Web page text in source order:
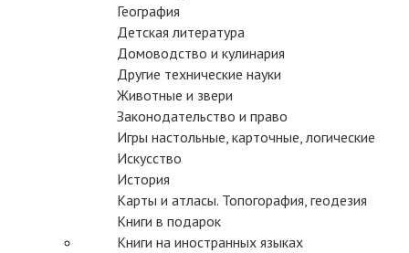
География
Детская литература
Домоводство и кулинария
Другие технические науки
Животные и звери
Законодательство и право
Игры настольные, карточные, логические
Искусство
История
Карты и атласы. Топогорафия, геодезия
Книги в подарок
Книги на иностранных языках